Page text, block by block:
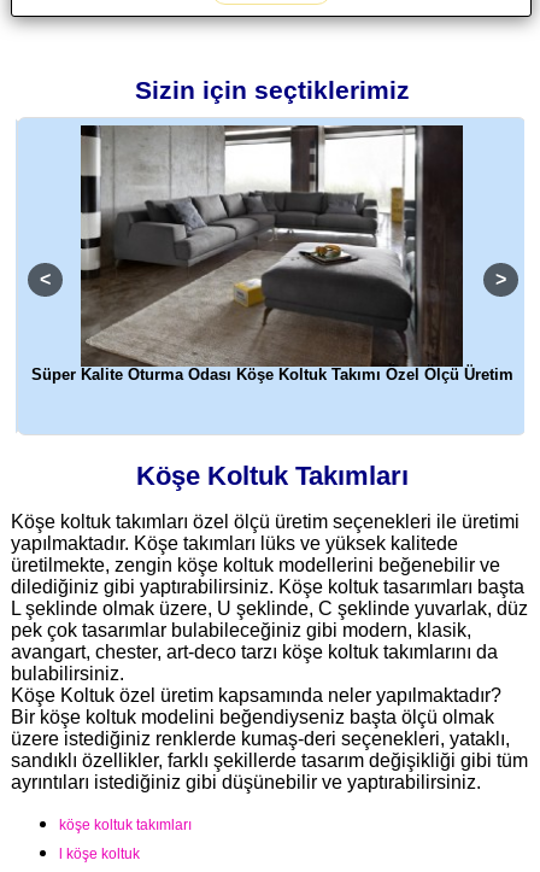
Sizin için seçtiklerimiz
Süper Kalite Oturma Odası Köşe Koltuk Takımı Özel Ölçü Üretim
Köşe Koltuk Takımları
Köşe koltuk takımları özel ölçü üretim seçenekleri ile üretimi
yapılmaktadır. Köşe takımları lüks ve yüksek kalitede
üretilmekte, zengin köşe koltuk modellerini beğenebilir ve
dilediğiniz gibi yaptırabilirsiniz. Köşe koltuk tasarımları başta
L şeklinde olmak üzere, U şeklinde, C şeklinde yuvarlak, düz
pek çok tasarımlar bulabileceğiniz gibi modern, klasik,
avangart, chester, art-deco tarzı köşe koltuk takımlarını da
bulabilirsiniz.
Köşe Koltuk özel üretim kapsamında neler yapılmaktadır?
Bir köşe koltuk modelini beğendiyseniz başta ölçü olmak
üzere istediğiniz renklerde kumaş-deri seçenekleri, yataklı,
sandıklı özellikler, farklı şekillerde tasarım değişikliği gibi tüm
ayrıntıları istediğiniz gibi düşünebilir ve yaptırabilirsiniz.
köşe koltuk takımları
l köşe koltuk